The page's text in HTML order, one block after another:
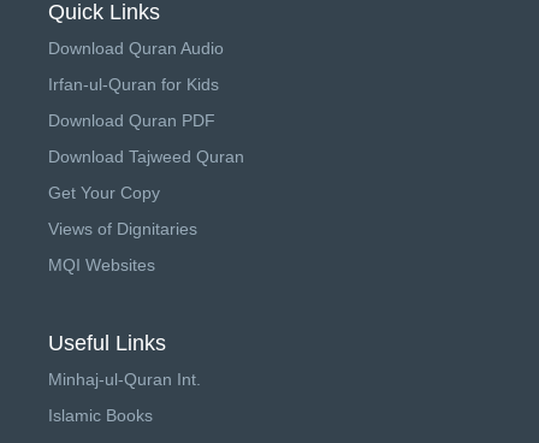
Quick Links
Download Quran Audio
Irfan-ul-Quran for Kids
Download Quran PDF
Download Tajweed Quran
Get Your Copy
Views of Dignitaries
MQI Websites
Useful Links
Minhaj-ul-Quran Int.
Islamic Books